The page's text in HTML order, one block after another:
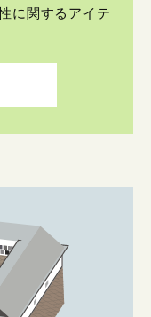
に関するアイテ